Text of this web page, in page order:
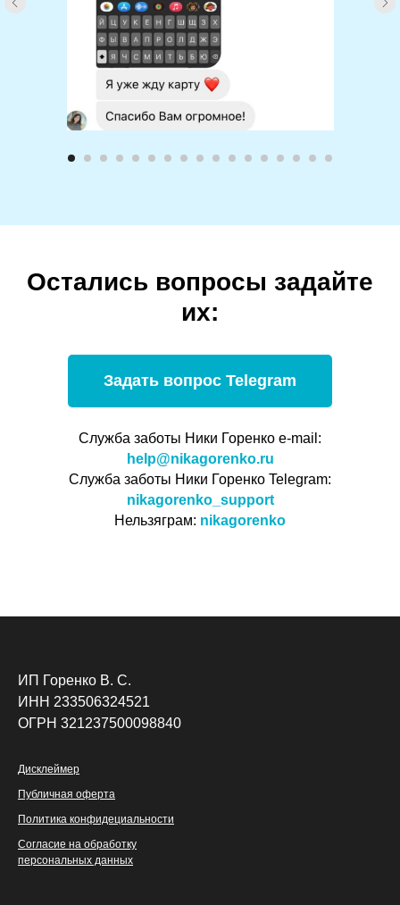
Остались вопросы задайте
их:
Задать вопрос Telegram
Служба заботы Ники Горенко e-mail:
help@nikagorenko.ru
Служба заботы Ники Горенко Telegram:
nikagorenko_support
Нельзяграм: nikagorenko
ИП Горенко В. С.
ИНН 233506324521
ОГРН 321237500098840
Дисклеймер
Публичная оферта
Политика конфидециальности
Согласие на обработку
персональных данных